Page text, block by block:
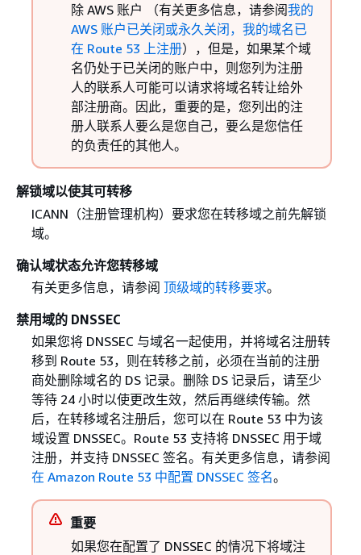
除 AWS 账户 （有关更多信息，请参阅我的
AWS 账户已关闭或永久关闭，我的域名已
在 Route 53 上注册），但是，如果某个域
名仍处于已关闭的账户中，则您列为注册
人的联系人可能可以请求将域名转让给外
部注册商。因此，重要的是，您列出的注
册人联系人要么是您自己，要么是您信任
的负责任的其他人。
解锁域以使其可转移
ICANN（注册管理机构）要求您在转移域之前先解锁
域。
确认域状态允许您转移域
有关更多信息，请参阅 顶级域的转移要求。
禁用域的 DNSSEC
如果您将 DNSSEC 与域名一起使用，并将域名注册转
移到 Route 53，则在转移之前，必须在当前的注册
商处删除域名的 DS 记录。删除 DS 记录后，请至少
等待 24 小时以使更改生效，然后再继续传输。然
后，在转移域名注册后，您可以在 Route 53 中为该
域设置 DNSSEC。Route 53 支持将 DNSSEC 用于域
注册，并支持 DNSSEC 签名。有关更多信息，请参阅
在 Amazon Route 53 中配置 DNSSEC 签名。
重要
如果您在配置了 DNSSEC 的情况下将域注